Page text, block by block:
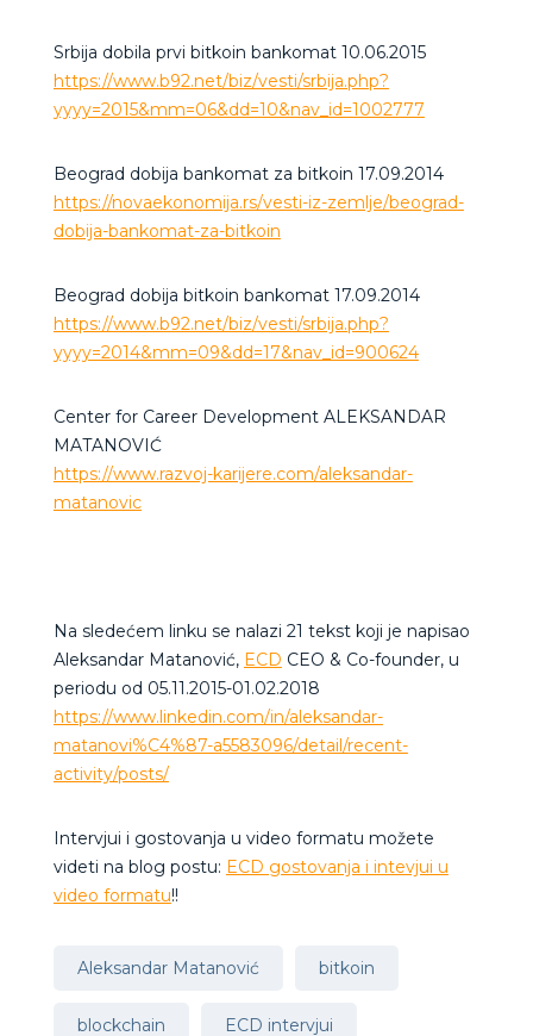
Srbija dobila prvi bitkoin bankomat 10.06.2015
https://www.b92.net/biz/vesti/srbija.php?
yyyy=2015&mm=06&dd=10&nav_id=1002777
Beograd dobija bankomat za bitkoin 17.09.2014
https://novaekonomija.rs/vesti-iz-zemlje/beograd-
dobija-bankomat-za-bitkoin
Beograd dobija bitkoin bankomat 17.09.2014
https://www.b92.net/biz/vesti/srbija.php?
yyyy=2014&mm=09&dd=17&nav_id=900624
Center for Career Development ALEKSANDAR
MATANOVIĆ
https://www.razvoj-karijere.com/aleksandar-
matanovic
Na sledećem linku se nalazi 21 tekst koji je napisao
Aleksandar Matanović, ECD CEO & Co-founder, u
periodu od 05.11.2015-01.02.2018
https://www.linkedin.com/in/aleksandar-
matanovi%C4%87-a5583096/detail/recent-
activity/posts/
Intervjui i gostovanja u video formatu možete
videti na blog postu: ECD gostovanja i intevjui u
video formatu!!
Aleksandar Matanović bitkoin
blockchain ECD intervjui